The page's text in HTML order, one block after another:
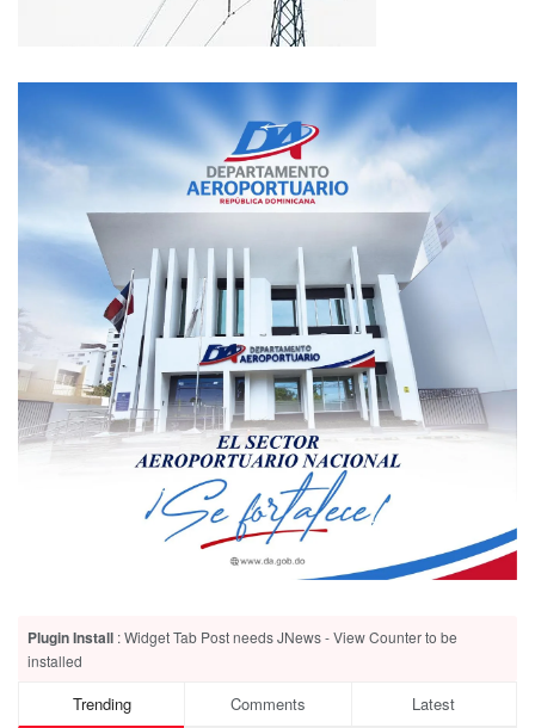
Plugin Install : Widget Tab Post needs JNews - View Counter to be
installed
Trending Comments Latest